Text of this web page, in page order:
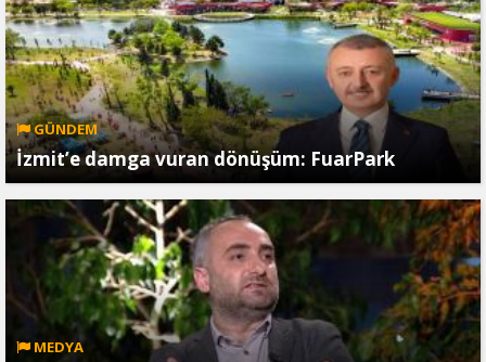
GÜNDEM
İzmit’e damga vuran dönüşüm: FuarPark
MEDYA